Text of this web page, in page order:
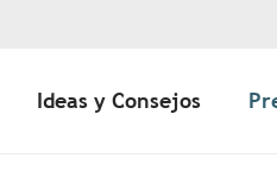
Ideas y Consejos